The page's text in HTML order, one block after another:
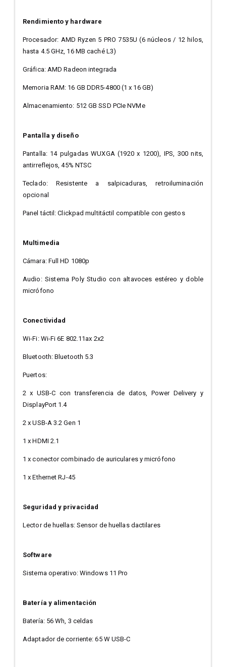
Rendimiento y hardware
Procesador: AMD Ryzen 5 PRO 7535U (6 núcleos / 12 hilos,
hasta 4.5 GHz, 16 MB caché L3)
Gráfica: AMD Radeon integrada
Memoria RAM: 16 GB DDR5-4800 (1 x 16 GB)
Almacenamiento: 512 GB SSD PCIe NVMe
Pantalla y diseño
Pantalla: 14 pulgadas WUXGA (1920 x 1200), IPS, 300 nits,
antirreflejos, 45% NTSC
Teclado: Resistente a salpicaduras, retroiluminación
opcional
Panel táctil: Clickpad multitáctil compatible con gestos
Multimedia
Cámara: Full HD 1080p
Audio: Sistema Poly Studio con altavoces estéreo y doble
micrófono
Conectividad
Wi-Fi: Wi-Fi 6E 802.11ax 2x2
Bluetooth: Bluetooth 5.3
Puertos:
2 x USB-C con transferencia de datos, Power Delivery y
DisplayPort 1.4
2 x USB-A 3.2 Gen 1
1 x HDMI 2.1
1 x conector combinado de auriculares y micrófono
1 x Ethernet RJ-45
Seguridad y privacidad
Lector de huellas: Sensor de huellas dactilares
Software
Sistema operativo: Windows 11 Pro
Batería y alimentación
Batería: 56 Wh, 3 celdas
Adaptador de corriente: 65 W USB-C